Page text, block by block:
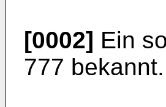
[0002] Ein
777 bekannt.